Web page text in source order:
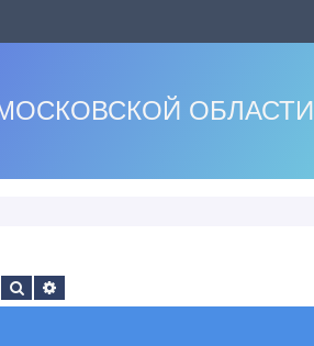
ОБЛАСТИ
Поиск